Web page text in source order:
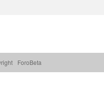
ForoBeta